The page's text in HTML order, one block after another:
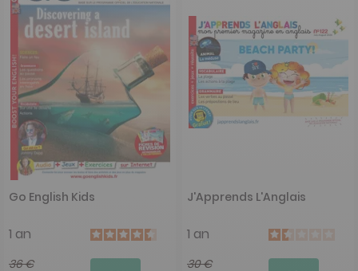
Go English Kids
1 an
36 €
J'Apprends L'Anglais
1 an
30 €